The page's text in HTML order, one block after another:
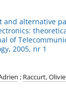
and alternative
of
2005, nr 1
; Raccurt,